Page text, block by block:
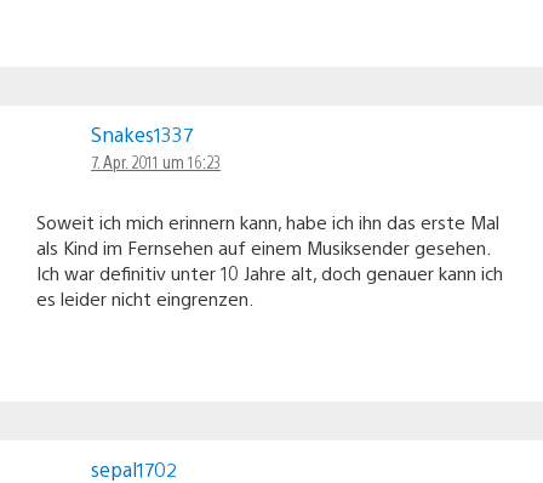
Snakes1337
7. Apr. 2011 um 16:23
Soweit ich mich erinnern kann, habe ich ihn das erste Mal
als Kind im Fernsehen auf einem Musiksender gesehen.
Ich war definitiv unter 10 Jahre alt, doch genauer kann ich
es leider nicht eingrenzen.
sepal1702